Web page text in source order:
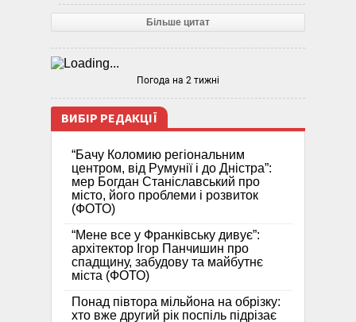
Більше цитат
Погода на 2 тижні
ВИБІР РЕДАКЦІЇ
“Бачу Коломию регіональним
центром, від Румунії і до Дністра”:
мер Богдан Станіславський про
місто, його проблеми і розвиток
(ФОТО)
“Мене все у Франківську дивує”:
архітектор Ігор Панчишин про
спадщину, забудову та майбутнє
міста (ФОТО)
Понад півтора мільйона на обрізку:
хто вже другий рік поспіль підрізає